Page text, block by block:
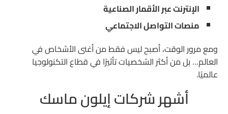
الإنترنت عبر الأقمار الصناعية
منصات التواصل الاجتماعي
ومع مرور الوقت، أصبح ليس فقط من أغنى الأشخاص في
العالم… بل من أكثر الشخصيات تأثيرًا في قطاع التكنولوجيا
عالميًا.
أشهر شركات إيلون ماسك